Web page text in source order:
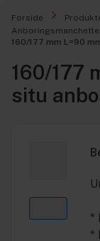
Forside
160/177 mm L=90
160/177
situ
*
*